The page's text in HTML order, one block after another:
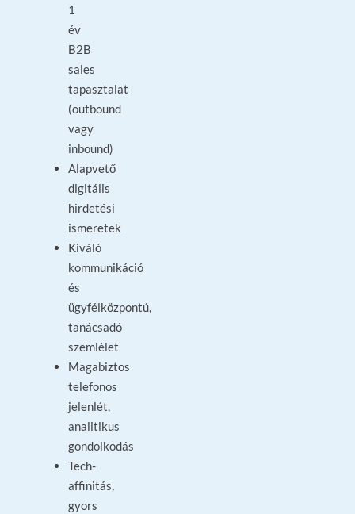
1
év
B2B
sales
tapasztalat
(outbound
vagy
inbound)
Alapvető
digitális
hirdetési
ismeretek
Kiváló
kommunikáció
és
ügyfélközpontú,
tanácsadó
szemlélet
Magabiztos
telefonos
jelenlét,
analitikus
gondolkodás
Tech-
affinitás,
gyors